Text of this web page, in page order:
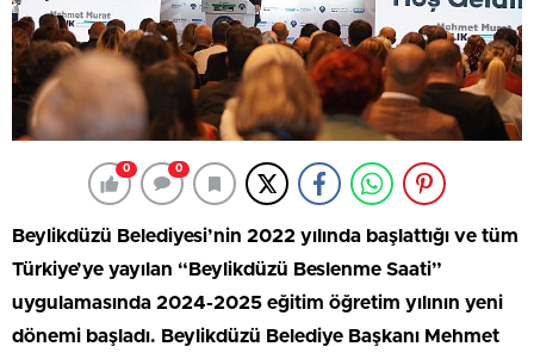
0 0
Beylikdüzü Belediyesi’nin 2022 yılında başlattığı ve tüm
Türkiye’ye yayılan “Beylikdüzü Beslenme Saati”
uygulamasında 2024-2025 eğitim öğretim yılının yeni
dönemi başladı. Beylikdüzü Belediye Başkanı Mehmet